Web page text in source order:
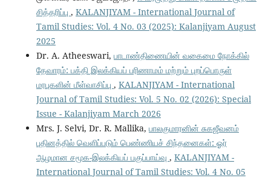
சித்தரிப்பு , KALANJIYAM - International Journal of
Tamil Studies: Vol. 4 No. 03 (2025): Kalanjiyam August
2025
Dr. A. Atheeswari, பாடாண்திணையின் வகைமை நோக்கில்
தேவாரம்: பக்தி இலக்கியப் பரிணாமம் மற்றும் புறப்பொருள்
மரபுகளின் மீள்வாசிப்பு , KALANJIYAM - International
Journal of Tamil Studies: Vol. 5 No. 02 (2026): Special
Issue - Kalanjiyam March 2026
Mrs. J. Selvi, Dr. R. Mallika, பாலகுமாரனின் சுகஜீவனம்
புதினத்தில் வெளிப்படும் பெண்ணியச் சிந்தனைகள்: ஓர்
ஆழமான சமூக-இலக்கியப் பகுப்பாய்வு , KALANJIYAM -
International Journal of Tamil Studies: Vol. 4 No. 05